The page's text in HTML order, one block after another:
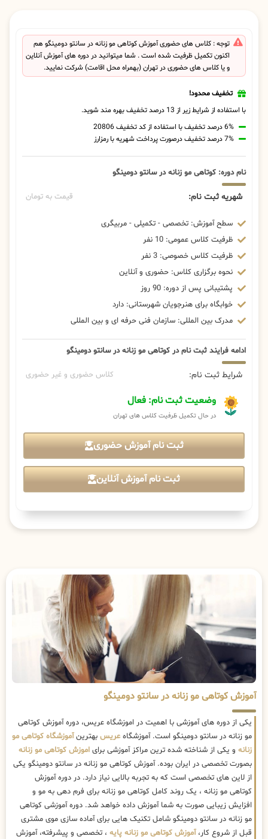
توجه : کلاس های حضوری آموزش کوتاهی مو زنانه در سانتو دومینگو هم
اکنون تکمیل ظرفیت شده است . شما میتوانید در دوره های آموزش آنلاین
و یا کلاس های حضوری در تهران (بهمراه محل اقامت) شرکت نمایید.
تخفیف محدود!
با استفاده از شرایط زیر از 13 درصد تخفیف بهره مند شوید.
6% درصد تخفیف با استفاده از کد تخفیف 20806
7% درصد تخفیف درصورت پرداخت شهریه با رمزارز
نام دوره: کوتاهی مو زنانه در سانتو دومینگو
شهریه ثبت نام: قیمت به تومان
سطح آموزش: تخصصی - تکمیلی - مربیگری
ظرفیت کلاس عمومی: 10 نفر
ظرفیت کلاس خصوصی: 3 نفر
نحوه برگزاری کلاس: حضوری و آنلاین
پشتیبانی پس از دوره: 90 روز
خوابگاه برای هنرجویان شهرستانی: دارد
مدرک بین المللی: سازمان فنی حرفه ای و بین المللی
ادامه فرایند ثبت نام در کوتاهی مو زنانه در سانتو دومینگو
شرایط ثبت نام: کلاس حضوری و غیر حضوری
وضعیت ثبت نام: فعال
در حال تکمیل ظرفیت کلاس های تهران
ثبت نام آموزش حضوری
ثبت نام آموزش آنلاین
آموزش کوتاهی مو زنانه در سانتو دومینگو
یکی از دوره های آموزشی با اهمیت در اموزشگاه عریس، دوره آموزش کوتاهی
مو زنانه در سانتو دومینگو است. آموزشگاه عریس بهترینآموزشگاه کوتاهی مو
زنانه و یکی از شناخته شده ترین مراکز آموزشی برای اموزش کوتاهی مو زنانه
بصورت تخصصی در ایران بوده. آموزش کوتاهی مو زنانه در سانتو دومینگو یکی
از لاین های تخصصی است که به تجربه بالایی نیاز دارد. در دوره آموزش
کوتاهی مو زنانه ، یک روند کامل کوتاهی مو زنانه برای فرم دهی به مو و
افزایش زیبایی صورت به شما آموزش داده خواهد شد. دوره آموزشی کوتاهی
مو زنانه در سانتو دومینگو شامل تکنیک هایی برای آماده سازی موی مشتری
قبل از شروع کار،آموزش کوتاهی مو زنانه پایه ، تخصصی و پیشرفته، آموزش